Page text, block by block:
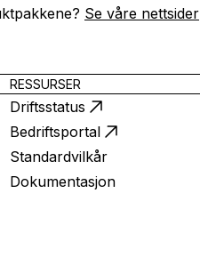
Se våre nettsider
RESSURSER
Driftsstatus
Bedriftsportal
Standardvilkår
Dokumentasjon